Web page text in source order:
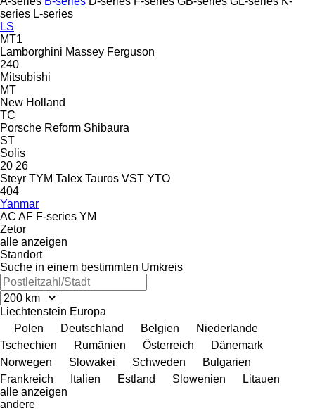
series L-series
LS
MT1
Lamborghini Massey Ferguson
240
Mitsubishi
MT
New Holland
TC
Porsche Reform Shibaura
ST
Solis
20 26
Steyr TYM Talex Tauros VST YTO
404
Yanmar
AC AF F-series YM
Zetor
alle anzeigen
Standort
Suche in einem bestimmten Umkreis
Liechtenstein Europa
Polen
Deutschland Belgien
Niederlande
Tschechien
Rumänien Österreich
Dänemark
Norwegen
Slowakei Schweden
Bulgarien
Frankreich
Italien Estland Slowenien
Litauen
alle anzeigen
andere